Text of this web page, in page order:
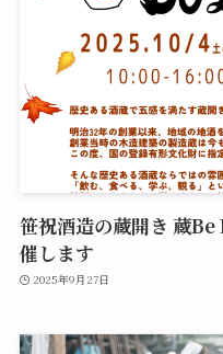
笹祝酒造の蔵開き 蔵
催します
2025年9月27日